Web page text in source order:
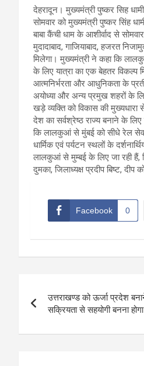
देहरादून। मुख्यमंत्री पुष्कर सिह
सोमवार को मुख्यमंत्री पुष्कर सिंह
बाबा कैंची धाम के आशीर्वाद से
मुदादाबाद, गाजियाबाद, हजरत
मिलेगा। मुख्यमंत्री ने कहा कि
के लिए यात्रा का एक बेहतर विकल्प
आत्मनिर्भरता और आधुनिकता के
अयोध्या और अन्य प्रमुख शहरों के
खड़े व्यक्ति को विकास की
देश का सर्वश्रेष्ठ राज्य बनाने के
कि लालकुआं से मुंबई को सीधे रेल
धार्मिक एवं पर्यटन स्थलों के
लालकुआं से मुम्बई के लिए जा रही हैं,
दुमका, जिलाध्यक्ष प्रदीप बिष्ट,
Facebook 0
navigation
उत्तराखण्ड को ऊर्जा प्रदेश
सक्रियता से सहयोगी बनना होगा